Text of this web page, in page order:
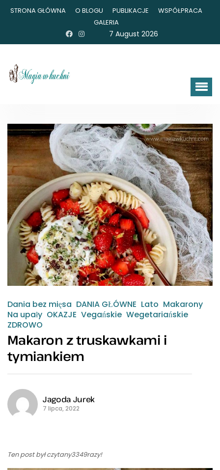
STRONA GŁÓWNA O BLOGU PUBLIKACJE
WSPÓŁPRACA
GALERIA
7 August 2026
Dania bez mięsa DANIA GŁÓWNE Lato Makarony
Na upały OKAZJE Vegańskie Wegetariańskie
ZDROWO
Makaron z truskawkami i
tymiankiem
Jagoda Jurek
7 lipca, 2022
Ten post był czytany3349razy!